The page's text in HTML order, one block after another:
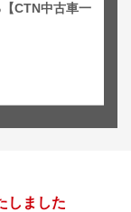
CTN中古車一
しました